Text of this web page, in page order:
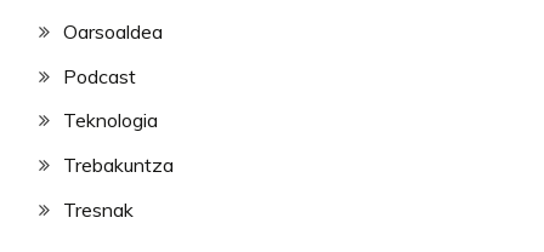
Oarsoaldea
Podcast
Teknologia
Trebakuntza
Tresnak